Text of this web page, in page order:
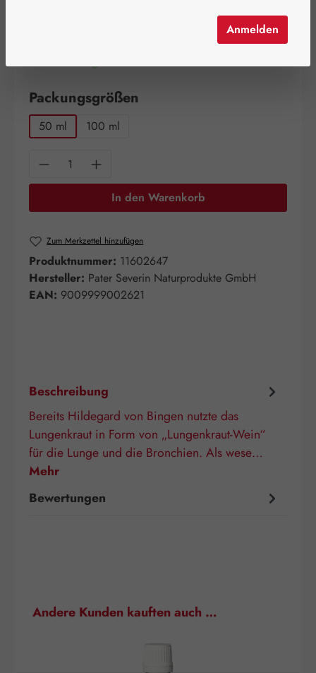
Packungsgrößen
50 ml 100 ml
Produkt Anzahl: Gib den gewünschten
In den Warenkorb
Zum Merkzettel hinzufügen
Produktnummer: 11602647
Hersteller: Pater Severin Naturprodukte GmbH
EAN: 9009999002621
Beschreibung
Bereits Hildegard von Bingen nutzte das
Lungenkraut in Form von „Lungenkraut-Wein“
für die Lunge und die Bronchien. Als wese…
Mehr
Bewertungen
Produktgalerie überspringen
Andere Kunden kauften auch …
Anmelden